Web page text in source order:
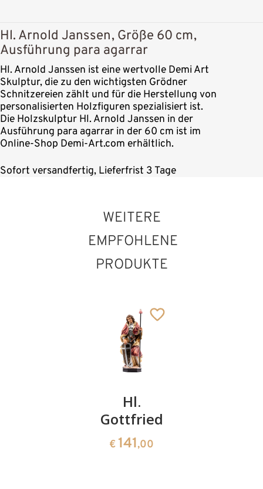
Hl. Arnold Janssen, Größe 60 cm,
Ausführung para agarrar
Hl. Arnold Janssen ist eine wertvolle Demi Art
Skulptur, die zu den wichtigsten Grödner
Schnitzereien zählt und für die Herstellung von
personalisierten Holzfiguren spezialisiert ist.
Die Holzskulptur Hl. Arnold Janssen in der
Ausführung para agarrar in der 60 cm ist im
Online-Shop Demi-Art.com erhältlich.
Sofort versandfertig, Lieferfrist 3 Tage
WEITERE
EMPFOHLENE
PRODUKTE
Hl.
Gottfried
€ 141,00